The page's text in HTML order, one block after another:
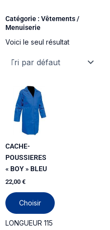
Catégorie : Vêtements /
Menuiserie
Voici le seul résultat
CACHE-
POUSSIERES
« BOY » BLEU
22,00 €
Choisir
sur
LONGUEUR 115